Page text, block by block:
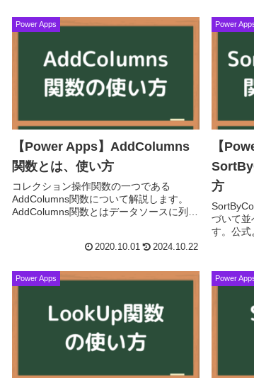
Power Apps
【Power Apps】AddColumns
関数とは、使い方
コレクション操作関数の一つである
AddColumns関数について解説します。
AddColumns関数とはデータソースに列を
2020.10.01 2024.10.22
Power
【
方
づいて並
す。公式
ーブル,
Power Apps Power